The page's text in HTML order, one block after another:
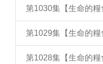
第1030集【生命的
第1029集【生命的
第1028集【生命的